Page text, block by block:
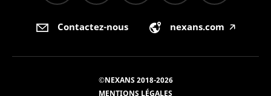
Contactez-nous nexans.com 🡥
©NEXANS 2018-2026
MENTIONS LÉGALES